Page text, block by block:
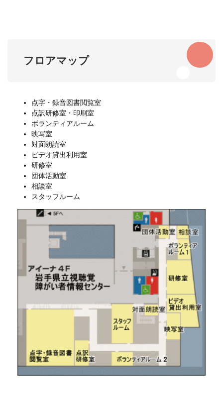
フロアマップ
点字・録音図書閲覧室
点訳研修室・印刷室
ボランティアルーム
映写室
対面朗読室
ビデオ貸出利用室
研修室
団体活動室
相談室
スタッフルーム